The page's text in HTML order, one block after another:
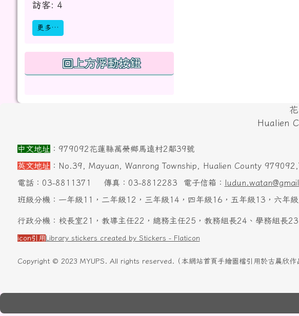
訪客: 4
更多…
回上方浮動按鈕
Hualien
中文地址 ：979092花蓮縣萬榮鄉馬遠村2鄰39號
英文地址 ：No.39, Mayuan, Wanrong Township, Hualien County
電話：03-8811371 傳真：03-8812283 電子信箱：
班級分機：一年級11，二年級12，三年級14，四年級16，五年級13，六年級
行政分機：校長室21，教導主任22，總務主任25，教務組長24、學務組長
icon引用 Library stickers created by Stickers - Flaticon
Copyright © 2023 MYUPS. All rights reserved.（本網站首頁手繪圖檔引用於古晨欣作